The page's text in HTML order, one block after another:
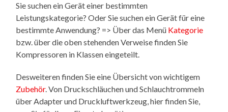
Sie suchen ein Gerät einer bestimmten
Leistungskategorie? Oder Sie suchen ein Gerät für eine
bestimmte Anwendung? => Über das Menü Kategorie
bzw. über die oben stehenden Verweise finden Sie
Kompressoren in Klassen eingeteilt.
Desweiteren finden Sie eine Übersicht von wichtigem
Zubehör. Von Druckschläuchen und Schlauchtrommeln
über Adapter und Druckluftwerkzeug, hier finden Sie,